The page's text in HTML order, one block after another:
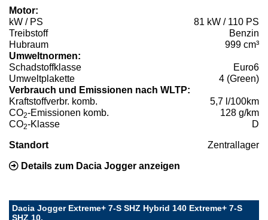
Motor:
kW / PS
81 kW / 110 PS
Treibstoff
Benzin
Hubraum
999 cm³
Umweltnormen:
Schadstoffklasse
Euro6
Umweltplakette
4 (Green)
Verbrauch und Emissionen nach WLTP:
Kraftstoffverbr. komb.
5,7 l/100km
CO2-Emissionen komb.
128 g/km
CO2-Klasse D
Standort Zentrallager
Details zum Dacia Jogger anzeigen
Dacia Jogger Extreme+ 7-S SHZ Hybrid 140 Extreme+ 7-S
SHZ 10.